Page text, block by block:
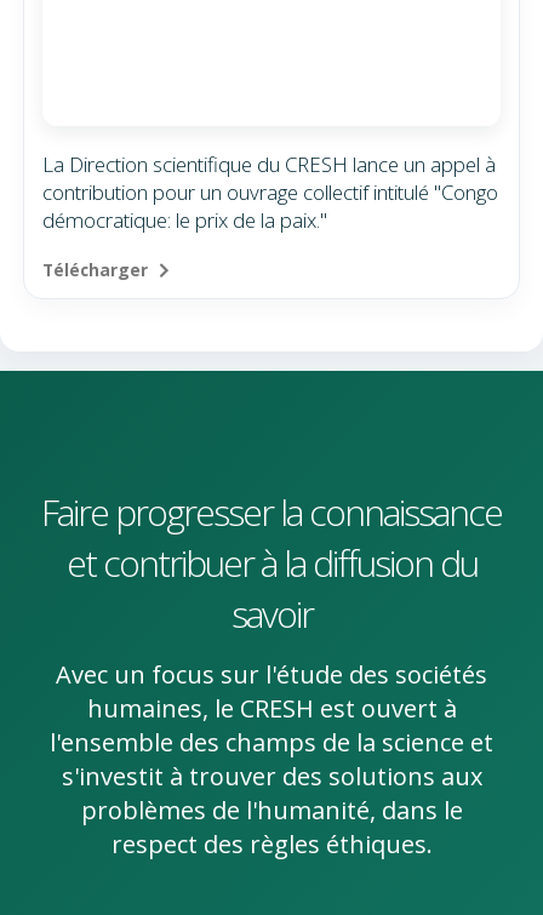
La Direction scientifique du CRESH lance un appel à
contribution pour un ouvrage collectif intitulé "Congo
démocratique: le prix de la paix."
Télécharger
Faire progresser la connaissance
et contribuer à la diffusion du
savoir
Avec un focus sur l'étude des sociétés
humaines, le CRESH est ouvert à
l'ensemble des champs de la science et
s'investit à trouver des solutions aux
problèmes de l'humanité, dans le
respect des règles éthiques.